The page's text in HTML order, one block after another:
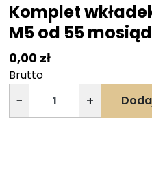
Komplet
M5 od 55
0,00 zł
Brutto
− +